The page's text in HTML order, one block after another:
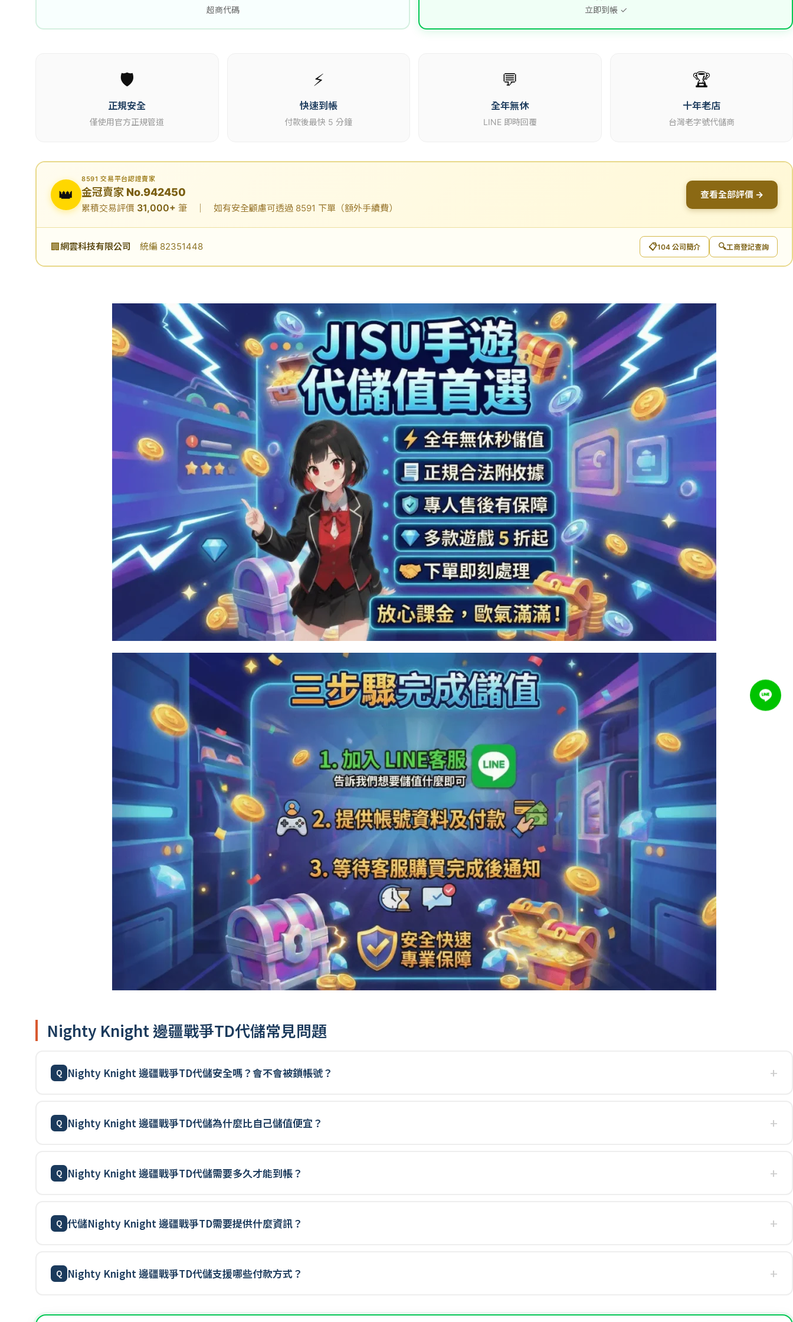
超商代碼
立即到帳 ✓
🛡️
正規安全
僅使用官方正規管道
⚡
快速到帳
付款後最快 5 分鐘
💬
全年無休
LINE 即時回覆
🏆
十年老店
台灣老字號代儲商
👑
8591 交易平台認證賣家
金冠賣家 No.942450
累積交易評價 31,000+ 筆 ｜ 如有安全顧慮可透過 8591 下單（額外手續費）
查看全部評價 →
🏢網雲科技有限公司 統編 82351448 📋104 公司簡介 🔍工商登記查詢
Nighty Knight 邊疆戰爭TD代儲常見問題
Nighty Knight 邊疆戰爭TD代儲安全嗎？會不會被鎖帳號？
Nighty Knight 邊疆戰爭TD代儲為什麼比自己儲值便宜？
Nighty Knight 邊疆戰爭TD代儲需要多久才能到帳？
代儲Nighty Knight 邊疆戰爭TD需要提供什麼資訊？
Nighty Knight 邊疆戰爭TD代儲支援哪些付款方式？